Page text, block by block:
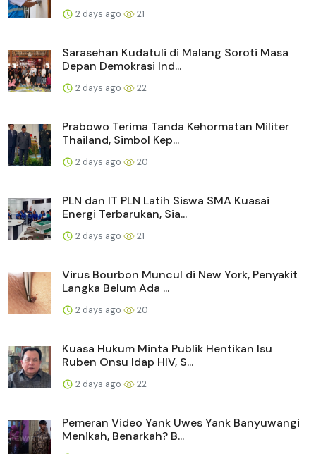
2 days ago 21
Sarasehan Kudatuli di Malang Soroti Masa
Depan Demokrasi Ind...
2 days ago 22
Prabowo Terima Tanda Kehormatan Militer
Thailand, Simbol Kep...
2 days ago 20
PLN dan IT PLN Latih Siswa SMA Kuasai
Energi Terbarukan, Sia...
2 days ago 21
Virus Bourbon Muncul di New York, Penyakit
Langka Belum Ada ...
2 days ago 20
Kuasa Hukum Minta Publik Hentikan Isu
Ruben Onsu Idap HIV, S...
2 days ago 22
Pemeran Video Yank Uwes Yank Banyuwangi
Menikah, Benarkah? B...